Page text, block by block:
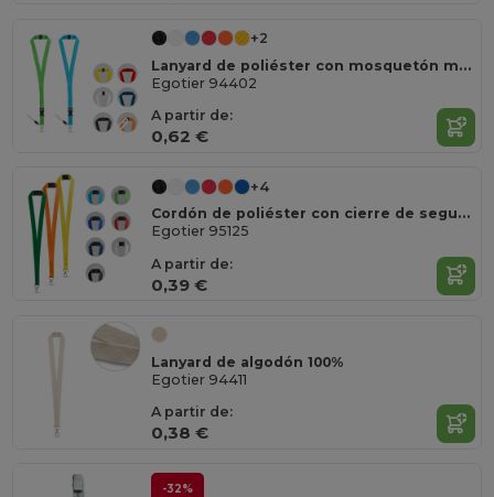
+2
Lanyard de poliéster con mosquetón metálico
Egotier 94402
A partir de:
0,62 €
+4
Cordón de poliéster con cierre de seguridad
Egotier 95125
A partir de:
0,39 €
Lanyard de algodón 100%
Egotier 94411
A partir de:
0,38 €
-32%